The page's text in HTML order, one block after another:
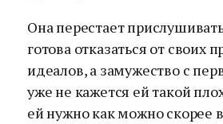
Она перестает
готова отказаться от своих
идеалов, а замужество с
уже не кажется ей такой
ей нужно как можно скорее